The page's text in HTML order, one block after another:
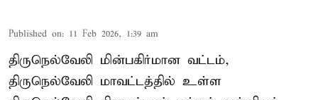
Published on: 11 Feb 2026, 1:39 am
திருநெல்வேலி மின்பகிர்மான வட்டம்,
திருநெல்வேலி மாவட்டத்தில் உள்ள